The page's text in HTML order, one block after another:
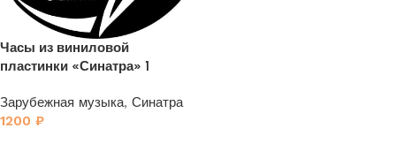
Часы из виниловой
пластинки «Синатра» 1
Зарубежная музыка, Синатра
1200 ₽